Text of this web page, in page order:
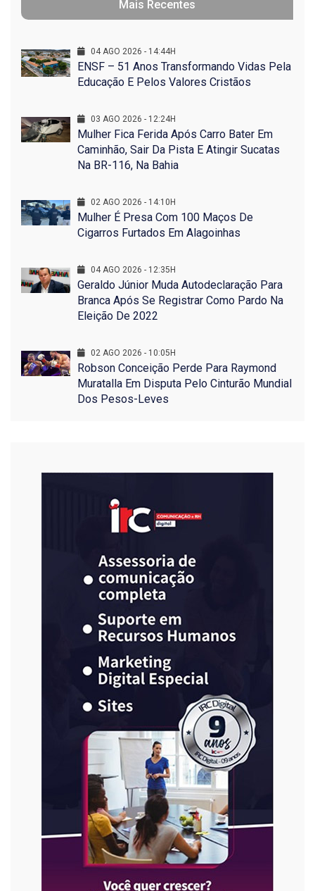
Mais Recentes
04 AGO 2026 - 14:44H
ENSF – 51 Anos Transformando Vidas Pela
Educação E Pelos Valores Cristãos
03 AGO 2026 - 12:24H
Mulher Fica Ferida Após Carro Bater Em
Caminhão, Sair Da Pista E Atingir Sucatas
Na BR-116, Na Bahia
02 AGO 2026 - 14:10H
Mulher É Presa Com 100 Maços De
Cigarros Furtados Em Alagoinhas
04 AGO 2026 - 12:35H
Geraldo Júnior Muda Autodeclaração Para
Branca Após Se Registrar Como Pardo Na
Eleição De 2022
02 AGO 2026 - 10:05H
Robson Conceição Perde Para Raymond
Muratalla Em Disputa Pelo Cinturão Mundial
Dos Pesos-Leves